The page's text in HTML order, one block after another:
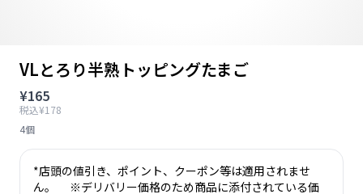
VLとろり半熟トッピングたまご
¥165
税込¥178
4個
*店頭の値引き、ポイント、クーポン等は適用されませ
ん。 ※デリバリー価格のため商品に添付されている価